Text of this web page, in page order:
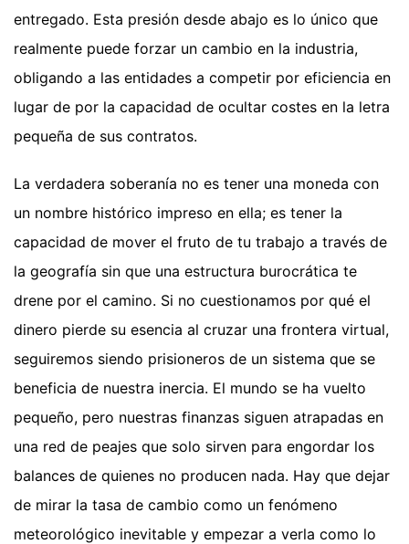
entregado. Esta presión desde abajo es lo único que
realmente puede forzar un cambio en la industria,
obligando a las entidades a competir por eficiencia en
lugar de por la capacidad de ocultar costes en la letra
pequeña de sus contratos.
La verdadera soberanía no es tener una moneda con
un nombre histórico impreso en ella; es tener la
capacidad de mover el fruto de tu trabajo a través de
la geografía sin que una estructura burocrática te
drene por el camino. Si no cuestionamos por qué el
dinero pierde su esencia al cruzar una frontera virtual,
seguiremos siendo prisioneros de un sistema que se
beneficia de nuestra inercia. El mundo se ha vuelto
pequeño, pero nuestras finanzas siguen atrapadas en
una red de peajes que solo sirven para engordar los
balances de quienes no producen nada. Hay que dejar
de mirar la tasa de cambio como un fenómeno
meteorológico inevitable y empezar a verla como lo